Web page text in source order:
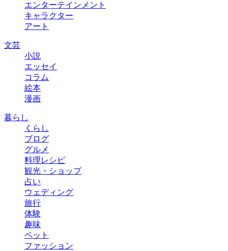
エンターテインメント
キャラクター
アート
文芸
小説
エッセイ
コラム
絵本
漫画
暮らし
くらし
ブログ
グルメ
料理レシピ
観光・ショップ
占い
ウェディング
旅行
体験
趣味
ペット
ファッション